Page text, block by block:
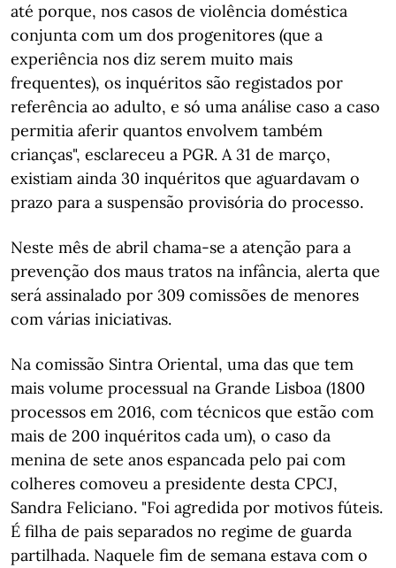
até porque, nos casos de violência doméstica
conjunta com um dos progenitores (que a
experiência nos diz serem muito mais
frequentes), os inquéritos são registados por
referência ao adulto, e só uma análise caso a caso
permitia aferir quantos envolvem também
crianças", esclareceu a PGR. A 31 de março,
existiam ainda 30 inquéritos que aguardavam o
prazo para a suspensão provisória do processo.
Neste mês de abril chama-se a atenção para a
prevenção dos maus tratos na infância, alerta que
será assinalado por 309 comissões de menores
com várias iniciativas.
Na comissão Sintra Oriental, uma das que tem
mais volume processual na Grande Lisboa (1800
processos em 2016, com técnicos que estão com
mais de 200 inquéritos cada um), o caso da
menina de sete anos espancada pelo pai com
colheres comoveu a presidente desta CPCJ,
Sandra Feliciano. "Foi agredida por motivos fúteis.
É filha de pais separados no regime de guarda
partilhada. Naquele fim de semana estava com o